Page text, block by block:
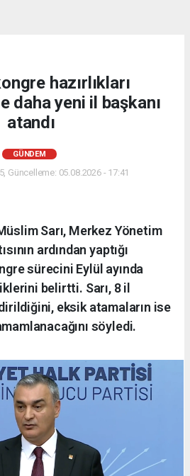
hazırlıkları
daha yeni il başkanı
atandı
GÜNDEM
Güncelleme: 05.08.2026 - 17:41
Sarı, Merkez Yönetim
ardından yaptığı
sürecini Eylül ayında
belirtti. Sarı, 8 il
eksik atamaların ise
söyledi.